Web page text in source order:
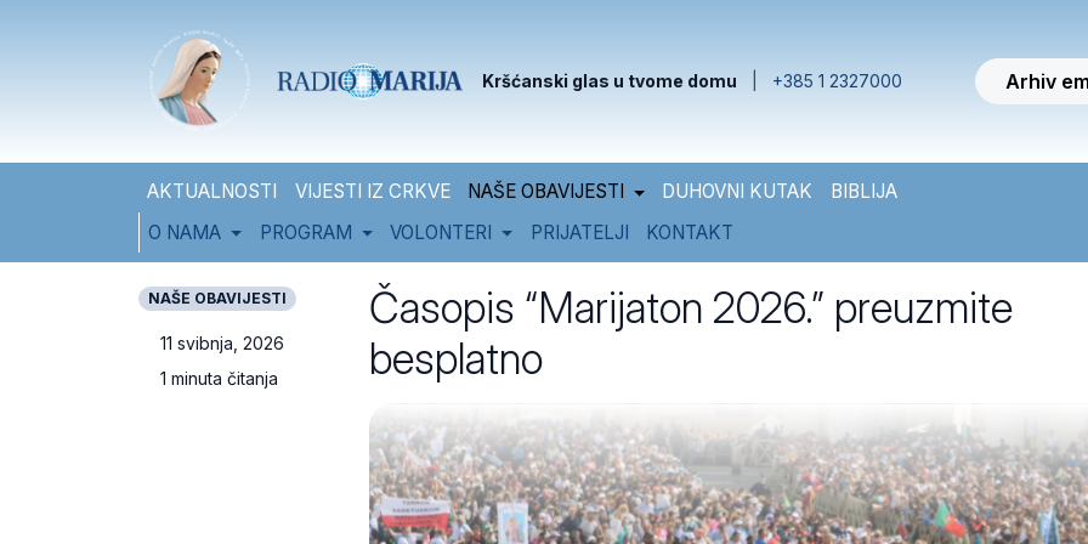
Kršćanski glas u tvome domu +385 1 2327000 Arhiv
AKTUALNOSTI VIJESTI IZ CRKVE NAŠE OBAVIJESTI DUHOVNI KUTAK
BIBLIJA
O NAMA
PROGRAM VOLONTERI PRIJATELJI KONTAKT
NAŠE OBAVIJESTI
11 svibnja, 2026
1 minuta čitanja
Časopis “Marijaton 2026.” preuzmite
besplatno